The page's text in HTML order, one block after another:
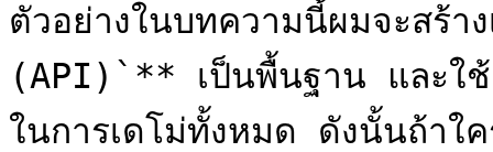
ตัวอย่างในบทความนี้ผมจะส
(API)`** เป็นพื้นฐาน และ
ในการเดโม่ทั้งหมด ดังนั้นถ้าใ